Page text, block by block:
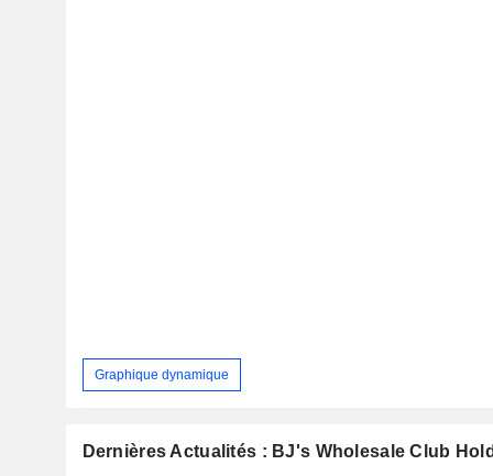
Graphique dynamique
Dernières Actualités : BJ's Wholesale Club